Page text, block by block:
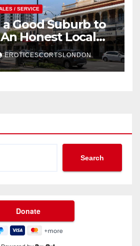
/ SERVICE
a Good Suburb to
Honest Local
EROTICESCORTSLONDON
Search